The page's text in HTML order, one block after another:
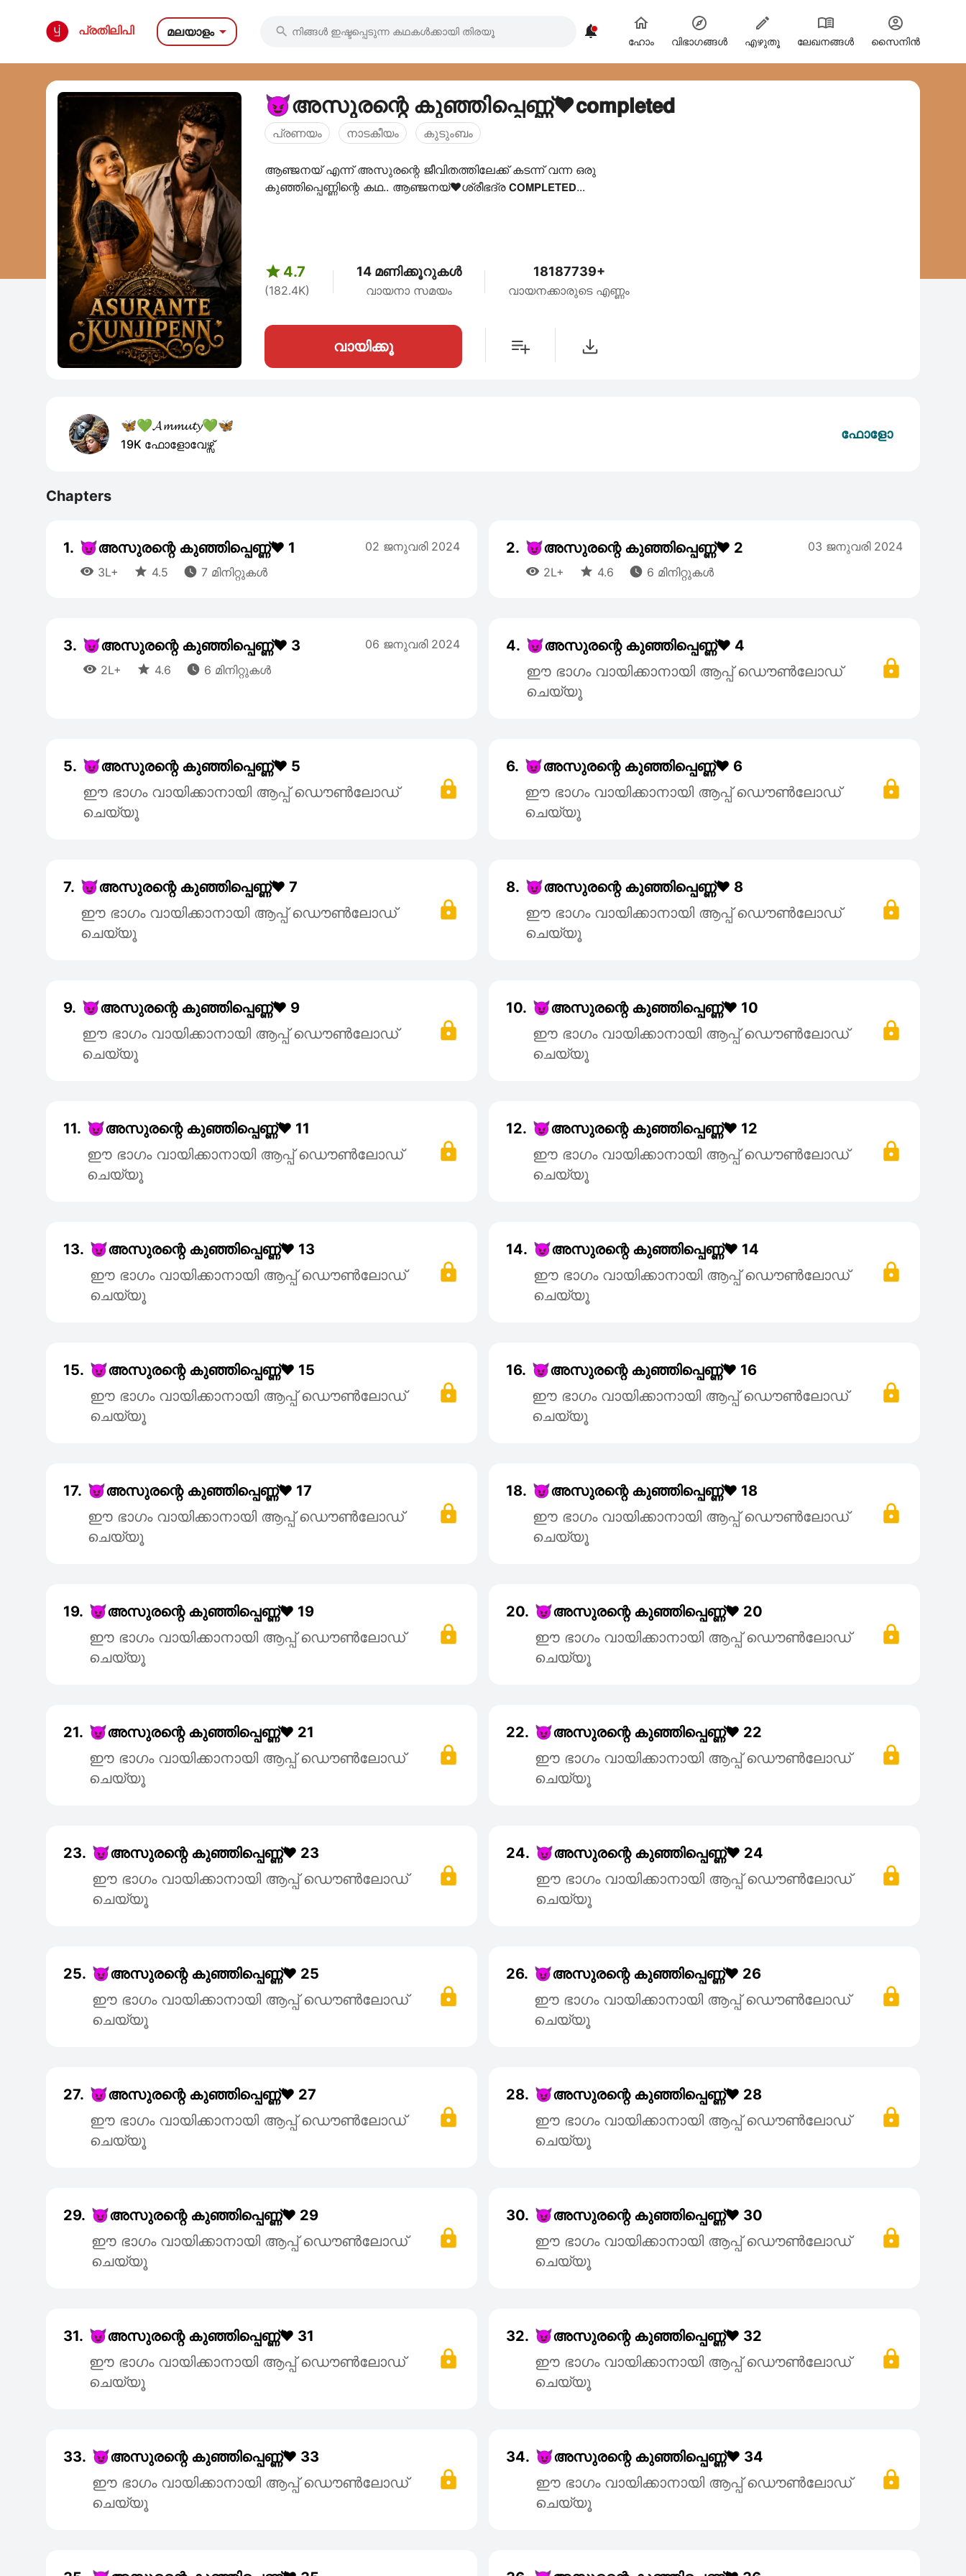
പ്രതിലിപി മലയാളം  
ഹോം വിഭാഗങ്ങള്‍ എഴുതൂ ലേഖനങ്ങൾ സൈനിന്‍
😈അസുരന്റെ കുഞ്ഞിപ്പെണ്ണ്❤️𝗰𝗼𝗺𝗽𝗹𝗲𝘁𝗲𝗱
പ്രണയം നാടകീയം കുടുംബം
ആഞ്ജനയ് എന്ന് അസുരന്റെ ജീവിതത്തിലേക്ക് കടന്ന് വന്ന ഒരു
കുഞ്ഞിപ്പെണ്ണിന്റെ കഥ.. ആഞ്ജനയ്❤️ശ്രീഭദ്ര 𝗖𝗢𝗠𝗣𝗟𝗘𝗧𝗘𝗗...
 4.7
(182.4K)
14 മണിക്കൂറുകൾ
വായനാ സമയം
18187739+
വായനക്കാരുടെ എണ്ണം
വായിക്കൂ
🦋💚𝓐𝓶𝓶𝓾𝓽𝔂💚🦋
19K ഫോളോവേഴ്സ്
ഫോളോ
Chapters
1. 😈അസുരന്റെ കുഞ്ഞിപ്പെണ്ണ്❤️ 1
 3L+  4.5  7 മിനിറ്റുകൾ
02 ജനുവരി 2024 2. 😈അസുരന്റെ കുഞ്ഞിപ്പെണ്ണ്❤️ 2
 2L+  4.6  6 മിനിറ്റുകൾ
03 ജനുവരി 2024
3. 😈അസുരന്റെ കുഞ്ഞിപ്പെണ്ണ്❤️ 3
 2L+  4.6  6 മിനിറ്റുകൾ
06 ജനുവരി 2024 4. 😈അസുരന്റെ കുഞ്ഞിപ്പെണ്ണ്❤️ 4
ഈ ഭാഗം വായിക്കാനായി ആപ്പ് ഡൌൺലോഡ്
ചെയ്യൂ
5. 😈അസുരന്റെ കുഞ്ഞിപ്പെണ്ണ്❤️ 5
ഈ ഭാഗം വായിക്കാനായി ആപ്പ് ഡൌൺലോഡ്
ചെയ്യൂ
6. 😈അസുരന്റെ കുഞ്ഞിപ്പെണ്ണ്❤️ 6
ഈ ഭാഗം വായിക്കാനായി ആപ്പ് ഡൌൺലോഡ്
ചെയ്യൂ
7. 😈അസുരന്റെ കുഞ്ഞിപ്പെണ്ണ്❤️ 7
ഈ ഭാഗം വായിക്കാനായി ആപ്പ് ഡൌൺലോഡ്
ചെയ്യൂ
8. 😈അസുരന്റെ കുഞ്ഞിപ്പെണ്ണ്❤️ 8
ഈ ഭാഗം വായിക്കാനായി ആപ്പ് ഡൌൺലോഡ്
ചെയ്യൂ
9. 😈അസുരന്റെ കുഞ്ഞിപ്പെണ്ണ്❤️ 9
ഈ ഭാഗം വായിക്കാനായി ആപ്പ് ഡൌൺലോഡ്
ചെയ്യൂ
10. 😈അസുരന്റെ കുഞ്ഞിപ്പെണ്ണ്❤️ 10
ഈ ഭാഗം വായിക്കാനായി ആപ്പ് ഡൌൺലോഡ്
ചെയ്യൂ
11. 😈അസുരന്റെ കുഞ്ഞിപ്പെണ്ണ്❤️ 11
ഈ ഭാഗം വായിക്കാനായി ആപ്പ് ഡൌൺലോഡ്
ചെയ്യൂ
12. 😈അസുരന്റെ കുഞ്ഞിപ്പെണ്ണ്❤️ 12
ഈ ഭാഗം വായിക്കാനായി ആപ്പ് ഡൌൺലോഡ്
ചെയ്യൂ
13. 😈അസുരന്റെ കുഞ്ഞിപ്പെണ്ണ്❤️ 13
ഈ ഭാഗം വായിക്കാനായി ആപ്പ് ഡൌൺലോഡ്
ചെയ്യൂ
14. 😈അസുരന്റെ കുഞ്ഞിപ്പെണ്ണ്❤️ 14
ഈ ഭാഗം വായിക്കാനായി ആപ്പ് ഡൌൺലോഡ്
ചെയ്യൂ
15. 😈അസുരന്റെ കുഞ്ഞിപ്പെണ്ണ്❤️ 15
ഈ ഭാഗം വായിക്കാനായി ആപ്പ് ഡൌൺലോഡ്
ചെയ്യൂ
16. 😈അസുരന്റെ കുഞ്ഞിപ്പെണ്ണ്❤️ 16
ഈ ഭാഗം വായിക്കാനായി ആപ്പ് ഡൌൺലോഡ്
ചെയ്യൂ
17. 😈അസുരന്റെ കുഞ്ഞിപ്പെണ്ണ്❤️ 17
ഈ ഭാഗം വായിക്കാനായി ആപ്പ് ഡൌൺലോഡ്
ചെയ്യൂ
18. 😈അസുരന്റെ കുഞ്ഞിപ്പെണ്ണ്❤️ 18
ഈ ഭാഗം വായിക്കാനായി ആപ്പ് ഡൌൺലോഡ്
ചെയ്യൂ
19. 😈അസുരന്റെ കുഞ്ഞിപ്പെണ്ണ്❤️ 19
ഈ ഭാഗം വായിക്കാനായി ആപ്പ് ഡൌൺലോഡ്
ചെയ്യൂ
20. 😈അസുരന്റെ കുഞ്ഞിപ്പെണ്ണ്❤️ 20
ഈ ഭാഗം വായിക്കാനായി ആപ്പ് ഡൌൺലോഡ്
ചെയ്യൂ
21. 😈അസുരന്റെ കുഞ്ഞിപ്പെണ്ണ്❤️ 21
ഈ ഭാഗം വായിക്കാനായി ആപ്പ് ഡൌൺലോഡ്
ചെയ്യൂ
22. 😈അസുരന്റെ കുഞ്ഞിപ്പെണ്ണ്❤️ 22
ഈ ഭാഗം വായിക്കാനായി ആപ്പ് ഡൌൺലോഡ്
ചെയ്യൂ
23. 😈അസുരന്റെ കുഞ്ഞിപ്പെണ്ണ്❤️ 23
ഈ ഭാഗം വായിക്കാനായി ആപ്പ് ഡൌൺലോഡ്
ചെയ്യൂ
24. 😈അസുരന്റെ കുഞ്ഞിപ്പെണ്ണ്❤️ 24
ഈ ഭാഗം വായിക്കാനായി ആപ്പ് ഡൌൺലോഡ്
ചെയ്യൂ
25. 😈അസുരന്റെ കുഞ്ഞിപ്പെണ്ണ്❤️ 25
ഈ ഭാഗം വായിക്കാനായി ആപ്പ് ഡൌൺലോഡ്
ചെയ്യൂ
26. 😈അസുരന്റെ കുഞ്ഞിപ്പെണ്ണ്❤️ 26
ഈ ഭാഗം വായിക്കാനായി ആപ്പ് ഡൌൺലോഡ്
ചെയ്യൂ
27. 😈അസുരന്റെ കുഞ്ഞിപ്പെണ്ണ്❤️ 27
ഈ ഭാഗം വായിക്കാനായി ആപ്പ് ഡൌൺലോഡ്
ചെയ്യൂ
28. 😈അസുരന്റെ കുഞ്ഞിപ്പെണ്ണ്❤️ 28
ഈ ഭാഗം വായിക്കാനായി ആപ്പ് ഡൌൺലോഡ്
ചെയ്യൂ
29. 😈അസുരന്റെ കുഞ്ഞിപ്പെണ്ണ്❤️ 29
ഈ ഭാഗം വായിക്കാനായി ആപ്പ് ഡൌൺലോഡ്
ചെയ്യൂ
30. 😈അസുരന്റെ കുഞ്ഞിപ്പെണ്ണ്❤️ 30
ഈ ഭാഗം വായിക്കാനായി ആപ്പ് ഡൌൺലോഡ്
ചെയ്യൂ
31. 😈അസുരന്റെ കുഞ്ഞിപ്പെണ്ണ്❤️ 31
ഈ ഭാഗം വായിക്കാനായി ആപ്പ് ഡൌൺലോഡ്
ചെയ്യൂ
32. 😈അസുരന്റെ കുഞ്ഞിപ്പെണ്ണ്❤️ 32
ഈ ഭാഗം വായിക്കാനായി ആപ്പ് ഡൌൺലോഡ്
ചെയ്യൂ
33. 😈അസുരന്റെ കുഞ്ഞിപ്പെണ്ണ്❤️ 33
ഈ ഭാഗം വായിക്കാനായി ആപ്പ് ഡൌൺലോഡ്
ചെയ്യൂ
34. 😈അസുരന്റെ കുഞ്ഞിപ്പെണ്ണ്❤️ 34
ഈ ഭാഗം വായിക്കാനായി ആപ്പ് ഡൌൺലോഡ്
ചെയ്യൂ